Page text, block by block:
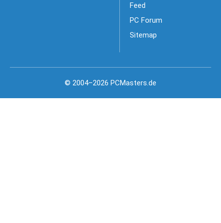
Feed
PC Forum
Sitemap
© 2004–2026 PCMasters.de